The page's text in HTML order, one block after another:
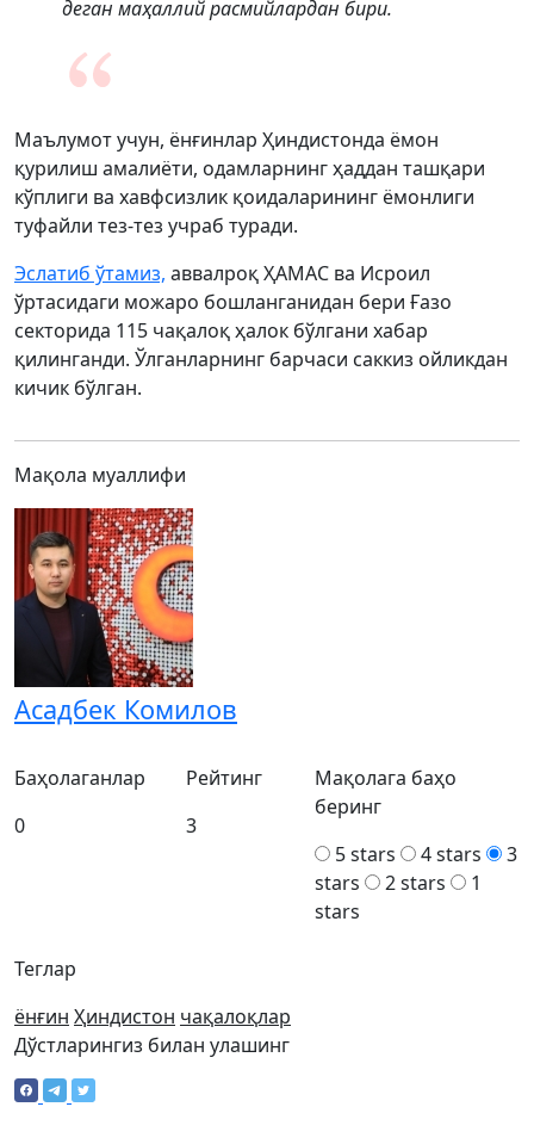
деган маҳаллий расмийлардан бири.
Маълумот учун, ёнғинлар Ҳиндистонда ёмон
қурилиш амалиёти, одамларнинг ҳаддан ташқари
кўплиги ва хавфсизлик қоидаларининг ёмонлиги
туфайли тез-тез учраб туради.
Эслатиб ўтамиз, аввалроқ ҲАМАС ва Исроил
ўртасидаги можаро бошланганидан бери Ғазо
секторида 115 чақалоқ ҳалок бўлгани хабар
қилинганди. Ўлганларнинг барчаси саккиз ойликдан
кичик бўлган.
Мақола муаллифи
Асадбек Комилов
Теглар
ёнғин Ҳиндистон чақалоқлар
Баҳолаганлар
0
Рейтинг
3
Мақолага баҳо
беринг
5 stars
4 stars
3
stars
2 stars
1
stars
Дўстларингиз билан улашинг